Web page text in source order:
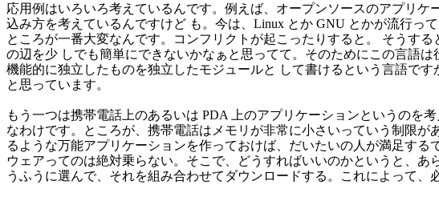
応用例はいろいろ考えているんです。例えば、オープンソースのアプリ
込み方を考えているんですけど も。今は、Linux とか GNU とかが流行っ
ところが一番大変なんです。コンフリクトが起こったりすると。 そうす
の辺を少 しでも簡単にできないかなぁと思ってて。そのためにこの言語
機能的に独立したものを独立したモジュールと して書けるという言語で
と思っています。
もう一つは携帯電話上のあるいは PDA 上のアプリケーションというのを
なわけです。ところが、携帯電話はメモリが非常に小さいっていう制限
るような万能アプリケーションを作っておけば、だいたいの人が満足す
ウェアってのは絶対乗らない。そこで、どうすればいいのかというと、
うふうに選んで、それを組み合わせてダウンロードする。これによって